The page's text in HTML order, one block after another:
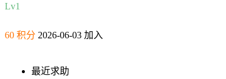
Lv1
60 积分 2026-06-03 加入
最近求助